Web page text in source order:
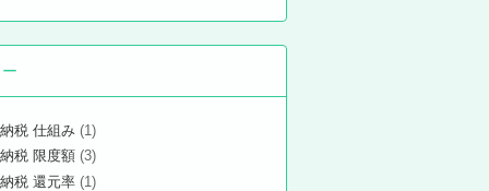
税 仕組み (1)
税 限度額 (3)
税 還元率 (1)